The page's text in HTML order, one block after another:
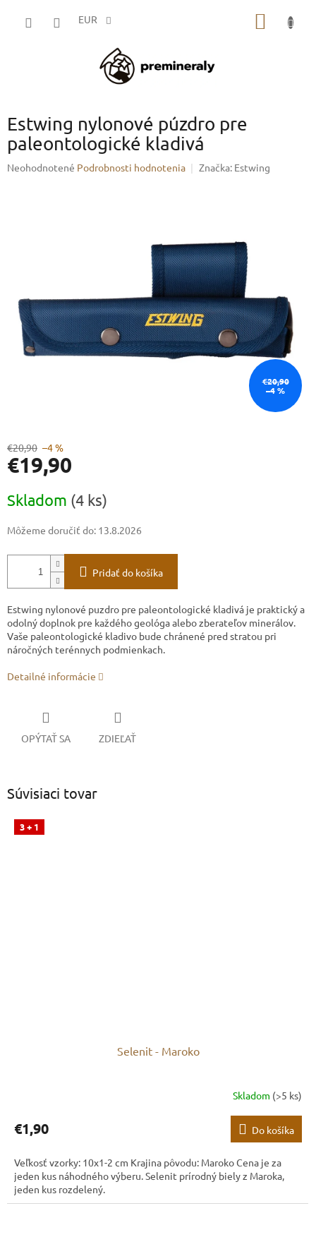
EUR
Estwing nylonové púzdro pre
paleontologické kladivá
Priemerné
Neohodnotené Podrobnosti hodnotenia Značka: Estwing
€20,90
–4 %
€20,90 –4 %
€19,90
cena:
Skladom (4 ks)
Môžeme doručiť do: 13.8.2026
Pridať do košíka
Estwing nylonové puzdro pre paleontologické kladivá je praktický a
odolný doplnok pre každého geológa alebo zberateľov minerálov.
Vaše paleontologické kladivo bude chránené pred stratou pri
náročných terénnych podmienkach.
Detailné informácie
OPÝTAŤ SA ZDIEĽAŤ
Súvisiaci tovar
3 + 1
Selenit - Maroko
Skladom (>5 ks)
€1,90 Do košíka
Veľkosť vzorky: 10x1-2 cm Krajina pôvodu: Maroko Cena je za
jeden kus náhodného výberu. Selenit prírodný biely z Maroka,
jeden kus rozdelený.